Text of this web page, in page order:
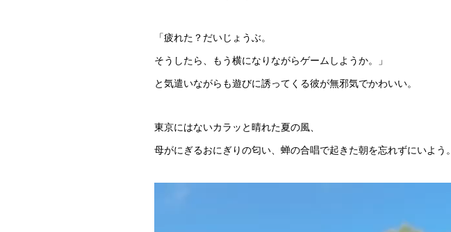
「疲れた？だいじょうぶ。
そうしたら、もう横になりながらゲームしようか。」
と気遣いながらも遊びに誘ってくる彼が無邪気でかわいい。
東京にはないカラッと晴れた夏の風、
母がにぎるおにぎりの匂い、蝉の合唱で起きた朝を忘れずにいよう。